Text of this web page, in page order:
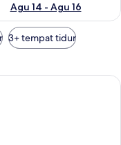
Agu 14 - Agu 16
3+ tempat tidur
meja setrika dan